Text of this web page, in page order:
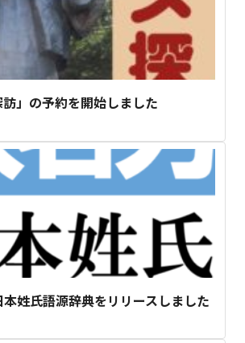
」の予約を開始しました
姓氏語源辞典をリリースしました